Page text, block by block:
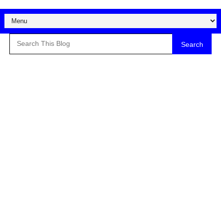
Search